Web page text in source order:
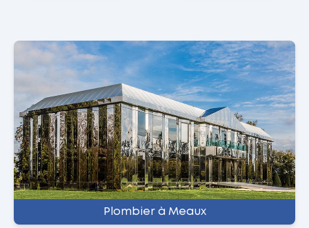
Plombier à Meaux